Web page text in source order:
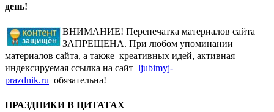
день!
ВНИМАНИЕ! Перепечатка материалов сайта
ЗАПРЕЩЕНА. При любом упоминании
материалов сайта, а также креативных идей, активная
индексируемая ссылка на сайт ljubimyj-
prazdnik.ru обязательна!
ПРАЗДНИКИ В ЦИТАТАХ